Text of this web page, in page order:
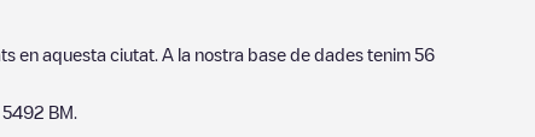
en aquesta ciutat. A la nostra base de dades tenim 56
5492 BM